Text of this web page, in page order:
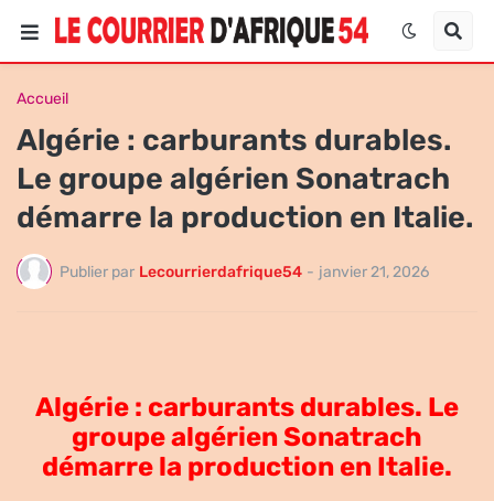
Accueil
Algérie : carburants durables.
Le groupe algérien Sonatrach
démarre la production en Italie.
Publier par Lecourrierdafrique54 - janvier 21, 2026
Algérie : carburants durables. Le
groupe algérien Sonatrach
démarre la production en Italie.